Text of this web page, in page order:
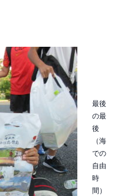
最後
の最
後
（海
での
自由
時
間）